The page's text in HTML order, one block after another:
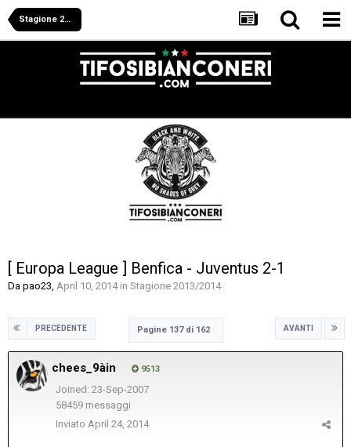
Stagione 2013/2014
[ Europa League ] Benfica - Juventus 2-1
Da pao23, April 10, 2014in Stagione 2013/2014
PRECEDENTE AVANTI
Pagine 137 di 162
chees_9àin 9513
Joined: 23-Sep-2007
58459 messaggi
Inviato April 24, 2014